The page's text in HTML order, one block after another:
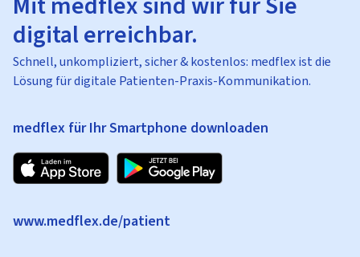
digital erreichbar.
Schnell, unkompliziert, sicher & kostenlos: medflex ist die
Lösung für digitale Patienten-Praxis-Kommunikation.
medflex für Ihr Smartphone downloaden
www.medflex.de/patient